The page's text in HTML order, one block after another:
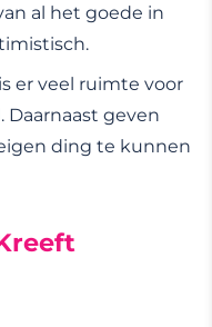
al het goede in
er veel ruimte voor
geven
ding te kunnen